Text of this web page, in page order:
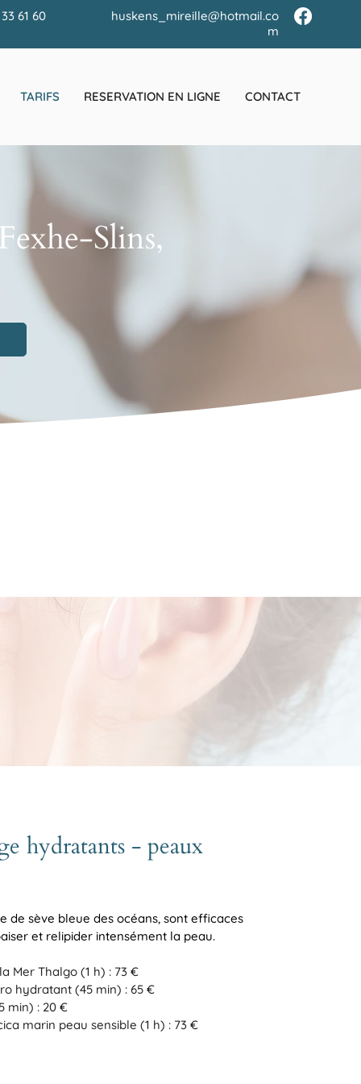
61 60
huskens_mireille@hotmail.co
m
TARIFS RESERVATION EN LIGNE CONTACT
Slins,
hydratants - peaux
de sève bleue des océans, sont efficaces
et relipider intensément la peau.
Mer Thalgo (1 h) : 73 €
hydratant (45 min) : 65 €
min) : 20 €
marin peau sensible (1 h) : 73 €